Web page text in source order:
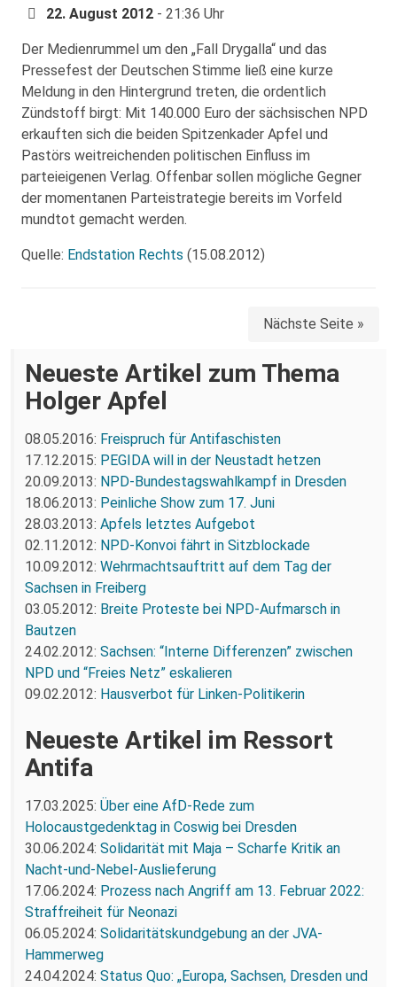
22. August 2012 - 21:36 Uhr
Der Medienrummel um den „Fall Drygalla“ und das
Pressefest der Deutschen Stimme ließ eine kurze
Meldung in den Hintergrund treten, die ordentlich
Zündstoff birgt: Mit 140.000 Euro der sächsischen NPD
erkauften sich die beiden Spitzenkader Apfel und
Pastörs weitreichenden politischen Einfluss im
parteieigenen Verlag. Offenbar sollen mögliche Gegner
der momentanen Parteistrategie bereits im Vorfeld
mundtot gemacht werden.
Quelle: Endstation Rechts (15.08.2012)
Nächste Seite »
Neueste Artikel zum Thema
Holger Apfel
08.05.2016: Freispruch für Antifaschisten
17.12.2015: PEGIDA will in der Neustadt hetzen
20.09.2013: NPD-Bundestagswahlkampf in Dresden
18.06.2013: Peinliche Show zum 17. Juni
28.03.2013: Apfels letztes Aufgebot
02.11.2012: NPD-Konvoi fährt in Sitzblockade
10.09.2012: Wehrmachtsauftritt auf dem Tag der
Sachsen in Freiberg
03.05.2012: Breite Proteste bei NPD-Aufmarsch in
Bautzen
24.02.2012: Sachsen: “Interne Differenzen” zwischen
NPD und “Freies Netz” eskalieren
09.02.2012: Hausverbot für Linken-Politikerin
Neueste Artikel im Ressort
Antifa
17.03.2025: Über eine AfD-Rede zum
Holocaustgedenktag in Coswig bei Dresden
30.06.2024: Solidarität mit Maja – Scharfe Kritik an
Nacht-und-Nebel-Auslieferung
17.06.2024: Prozess nach Angriff am 13. Februar 2022:
Straffreiheit für Neonazi
06.05.2024: Solidaritätskundgebung an der JVA-
Hammerweg
24.04.2024: Status Quo: „Europa, Sachsen, Dresden und